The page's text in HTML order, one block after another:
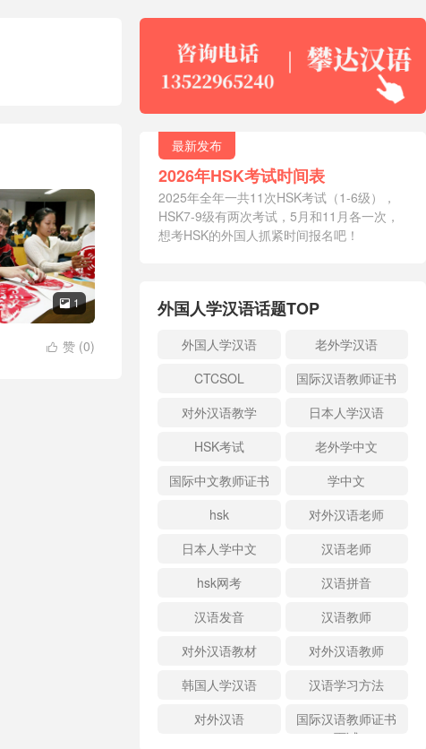
 1
 赞 (0)
最新发布
2026年HSK考试时间表
2025年全年一共11次HSK考试（1-6级），
HSK7-9级有两次考试，5月和11月各一次，
想考HSK的外国人抓紧时间报名吧！
外国人学汉语话题TOP
外国人学汉语
老外学汉语
CTCSOL
国际汉语教师证书
对外汉语教学
日本人学汉语
HSK考试
老外学中文
国际中文教师证书
学中文
hsk
对外汉语老师
日本人学中文
汉语老师
hsk网考
汉语拼音
汉语发音
汉语教师
对外汉语教材
对外汉语教师
韩国人学汉语
汉语学习方法
对外汉语
国际汉语教师证书
面试